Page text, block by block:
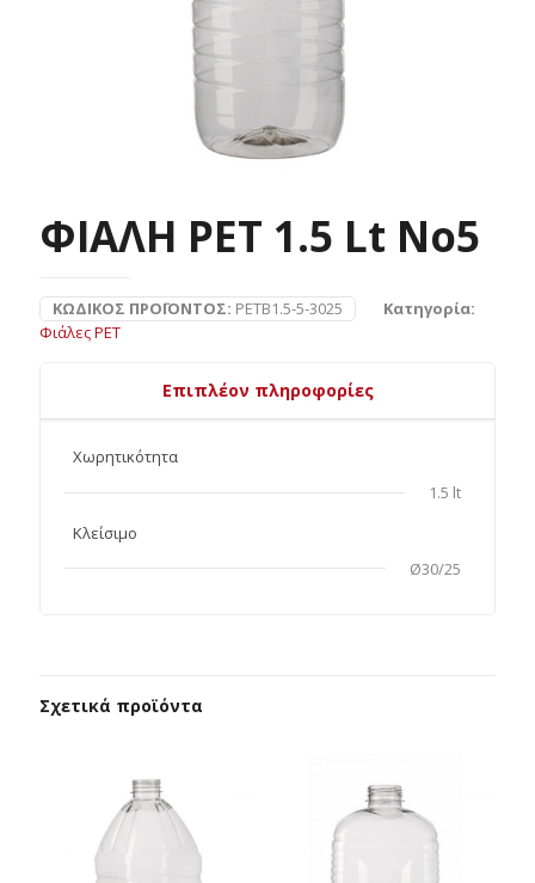
ΦΙΑΛΗ PET 1.5 Lt No5
ΚΩΔΙΚΌΣ ΠΡΟΪΌΝΤΟΣ: PETB1.5-5-3025
Κατηγορία:
Φιάλες PET
Επιπλέον πληροφορίες
Χωρητικότητα
1.5 lt
Κλείσιμο
Ø30/25
Σχετικά προϊόντα